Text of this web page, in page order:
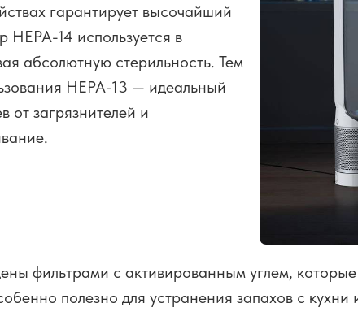
гарантирует высочайший
HEPA-14 используется в
абсолютную стерильность. Тем
HEPA-13 — идеальный
загрязнителей и
фильтрами с активированным углем,
полезно для устранения запахов с